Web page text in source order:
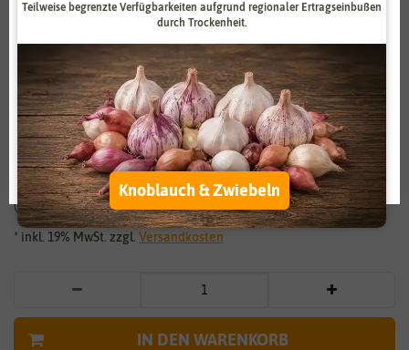
Vergrößern durch berühren
Naturdünger aus Truthahnmist (700 g)
9,99 €
*
14,27 € / kg
* inkl. 19% MwSt. zzgl. Versandkosten
IN DEN WARENKORB
Alle akzeptieren
Alle ablehnen
Auswahl akzeptieren
Teilweise begrenzte Verfügbarkeiten aufgrund regionaler Ertragseinbußen
durch Trockenheit.
Knoblauch & Zwiebeln